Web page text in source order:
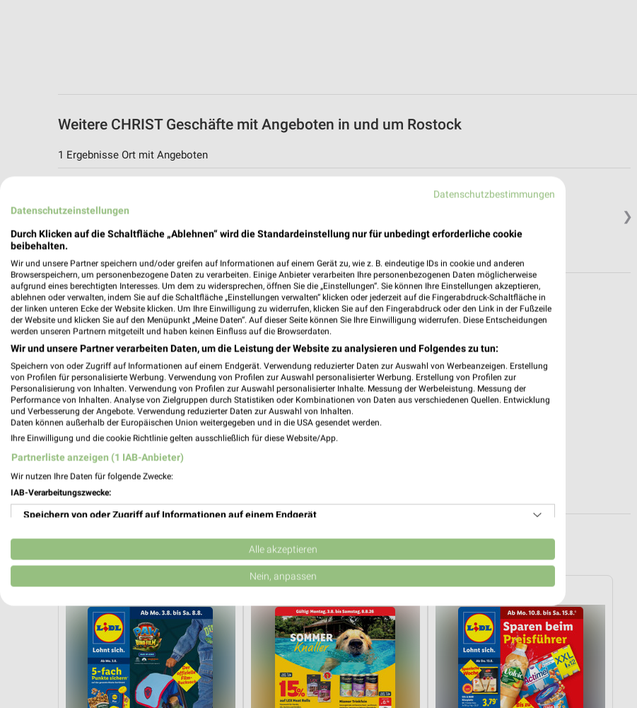
Weitere CHRIST Geschäfte mit Angeboten in und um Rostock
1 Ergebnisse Ort mit Angeboten
❯
Kröpeliner Str. 78
193,70 km
21 Prospekte
Lidl DAS FUTTERHAUS Lidl
Datenschutzbestimmungen
Datenschutzeinstellungen
Durch Klicken auf die Schaltfläche „Ablehnen“ wird die Standardeinstellung nur für unbedingt erforderliche cookie
beibehalten.
Wir und unsere Partner speichern und/oder greifen auf Informationen auf einem Gerät zu, wie z. B. eindeutige IDs in cookie und anderen
Browserspeichern, um personenbezogene Daten zu verarbeiten. Einige Anbieter verarbeiten Ihre personenbezogenen Daten möglicherweise
aufgrund eines berechtigten Interesses. Um dem zu widersprechen, öffnen Sie die „Einstellungen“. Sie können Ihre Einstellungen akzeptieren,
ablehnen oder verwalten, indem Sie auf die Schaltfläche „Einstellungen verwalten“ klicken oder jederzeit auf die Fingerabdruck-Schaltfläche in
der linken unteren Ecke der Website klicken. Um Ihre Einwilligung zu widerrufen, klicken Sie auf den Fingerabdruck oder den Link in der Fußzeile
der Website und klicken Sie auf den Menüpunkt „Meine Daten“. Auf dieser Seite können Sie Ihre Einwilligung widerrufen. Diese Entscheidungen
werden unseren Partnern mitgeteilt und haben keinen Einfluss auf die Browserdaten.
Wir und unsere Partner verarbeiten Daten, um die Leistung der Website zu analysieren und Folgendes zu tun:
Speichern von oder Zugriff auf Informationen auf einem Endgerät. Verwendung reduzierter Daten zur Auswahl von Werbeanzeigen. Erstellung
von Profilen für personalisierte Werbung. Verwendung von Profilen zur Auswahl personalisierter Werbung. Erstellung von Profilen zur
Personalisierung von Inhalten. Verwendung von Profilen zur Auswahl personalisierter Inhalte. Messung der Werbeleistung. Messung der
Performance von Inhalten. Analyse von Zielgruppen durch Statistiken oder Kombinationen von Daten aus verschiedenen Quellen. Entwicklung
und Verbesserung der Angebote. Verwendung reduzierter Daten zur Auswahl von Inhalten.
Daten können außerhalb der Europäischen Union weitergegeben und in die USA gesendet werden.
Ihre Einwilligung und die cookie Richtlinie gelten ausschließlich für diese Website/App.
Partnerliste anzeigen (1 IAB-Anbieter)
Wir nutzen Ihre Daten für folgende Zwecke:
IAB-Verarbeitungszwecke:
Speichern von oder Zugriff auf Informationen auf einem Endgerät
Verwendung reduzierter Daten zur Auswahl von Werbeanzeigen
Erstellung von Profilen für personalisierte Werbung
Erstellung von Profilen zur Personalisierung von Inhalten
Verwendung von Profilen zur Auswahl personalisierter Inhalte
Messung der Werbeleistung
Alle akzeptieren
Nein, anpassen